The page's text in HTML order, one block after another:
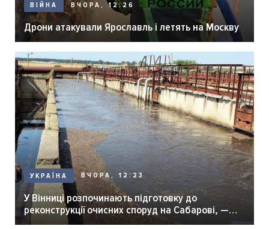
ВІЙНА ВЧОРА, 12:26
Дрони атакували Ярославль і летять на Москву
УКРАЇНА ВЧОРА, 12:23
У Вінниці розпочинають підготовку до
реконструкції очисних споруд на Сабарові, —
мер Вінниці.